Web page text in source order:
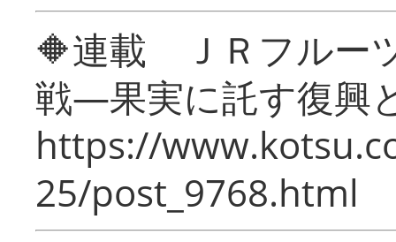
🔶連載 ＪＲフルー
戦―果実に託す復興
https://
25/post_9768.html